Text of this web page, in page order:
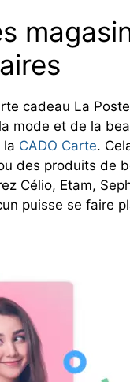
cadeau La
mode et de la
la CADO Carte.
des produits de
Célio, Etam,
puisse se faire